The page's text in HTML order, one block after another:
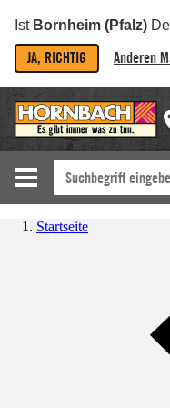
Ist Bornheim (Pfalz)
JA, RICHTIG Anderen
Startseite